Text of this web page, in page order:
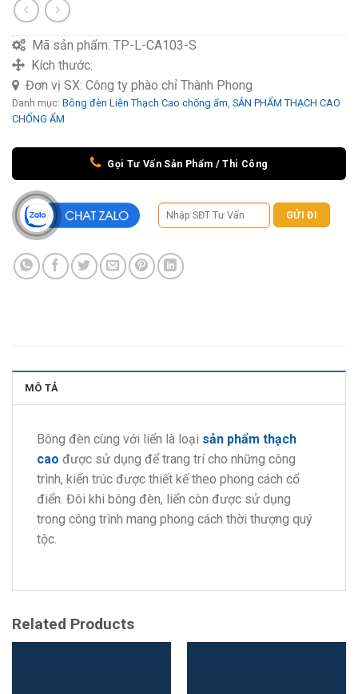
Mã sản phẩm: TP-L-CA103-S
Kích thước:
Đơn vị SX: Công ty phào chỉ Thành Phong
Danh mục: Bông đèn Liễn Thạch Cao chống ẩm, SẢN PHẨM THẠCH CAO
CHỐNG ẨM
Gọi Tư Vấn Sản Phẩm / Thi Công
MÔ TẢ
Bông đèn cùng với liển là loại sản phẩm thạch
cao được sử dụng để trang trí cho những công
trình, kiến trúc được thiết kế theo phong cách cổ
điển. Đôi khi bông đèn, liển còn được sử dụng
trong công trình mang phong cách thời thượng quý
tộc.
Related Products